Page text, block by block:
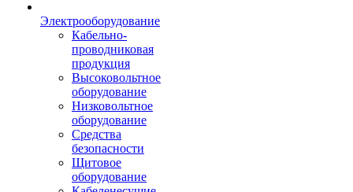
Электрооборудование
Кабельно-
проводниковая
продукция
Высоковольтное
оборудование
Низковольтное
оборудование
Средства
безопасности
Щитовое
оборудование